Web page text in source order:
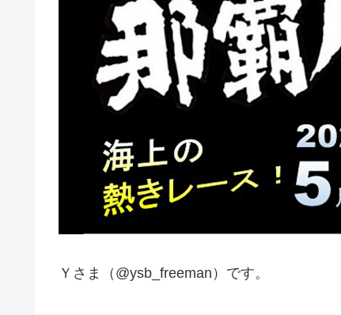
Ｙさま（@ysb_freeman）です。